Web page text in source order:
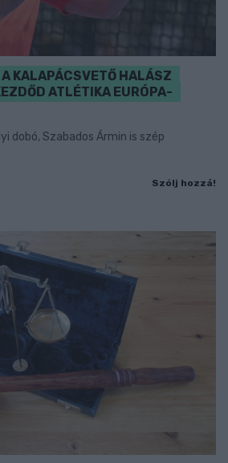
A KALAPÁCSVETŐ HALÁSZ
ATLÉTIKA EURÓPA-
dobó, Szabados Ármin is szép
Szólj hozzá!